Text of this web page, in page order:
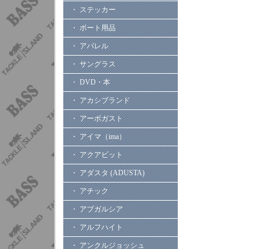
・ ステッカー
・ ボート用品
・ アパレル
・ サングラス
・ DVD・本
・ アカシブランド
・ アーボガスト
・ アイマ（ima）
・ アクアビット
・ アダスタ (ADUSTA)
・ アチック
・ アブガルシア
・ アルフハイト
・ アンクルジョッシュ